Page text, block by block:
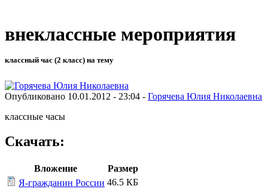
внеклассные мероприятия
классный час (2 класс) на тему
Опубликовано 10.01.2012 - 23:04 - Горячева Юлия Николаевна
классные часы
Скачать:
Вложение
Размер
Я-гражданин России 46.5 КБ